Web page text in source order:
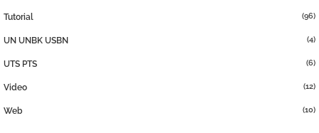
Tutorial (96)
UN UNBK USBN (4)
UTS PTS (6)
Video (12)
Web (10)